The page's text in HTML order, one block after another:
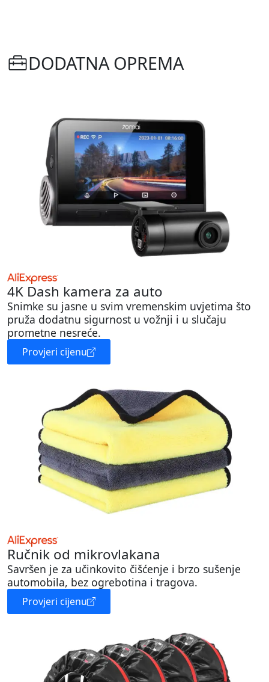
DODATNA OPREMA
4K Dash kamera za auto
Snimke su jasne u svim vremenskim uvjetima što
pruža dodatnu sigurnost u vožnji i u slučaju
prometne nesreće.
Provjeri cijenu
Ručnik od mikrovlakana
Savršen je za učinkovito čišćenje i brzo sušenje
automobila, bez ogrebotina i tragova.
Provjeri cijenu